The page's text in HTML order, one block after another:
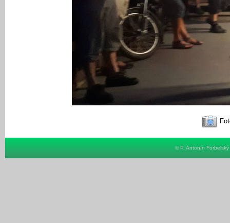
© P. Antonín